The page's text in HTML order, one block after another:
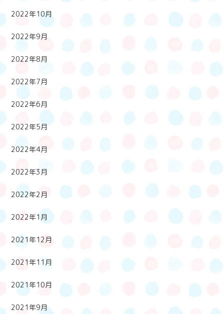
2022年10月
2022年9月
2022年8月
2022年7月
2022年6月
2022年5月
2022年4月
2022年3月
2022年2月
2022年1月
2021年12月
2021年11月
2021年10月
2021年9月